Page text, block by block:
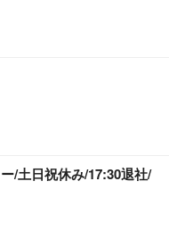
/土日祝休み/17:30退社/